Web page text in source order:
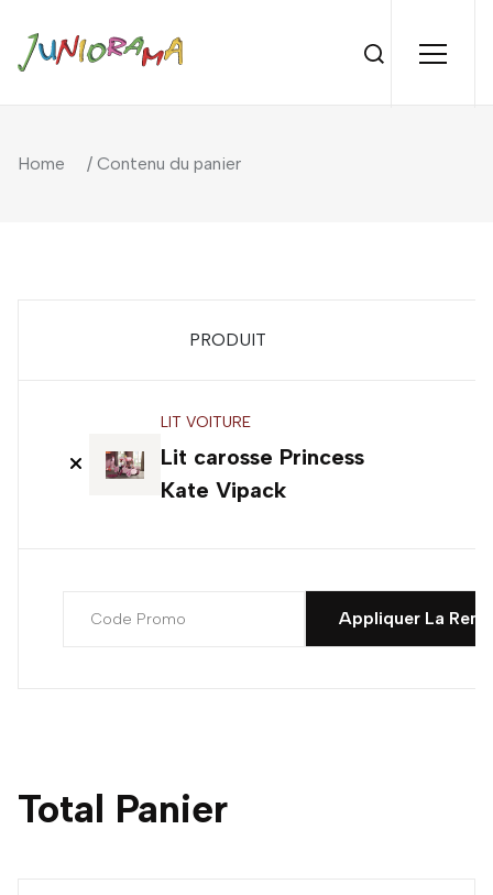
Home / Contenu du panier
PRODUIT
LIT VOITURE
Lit carosse Princess
Kate Vipack
Appliquer La
Total Panier